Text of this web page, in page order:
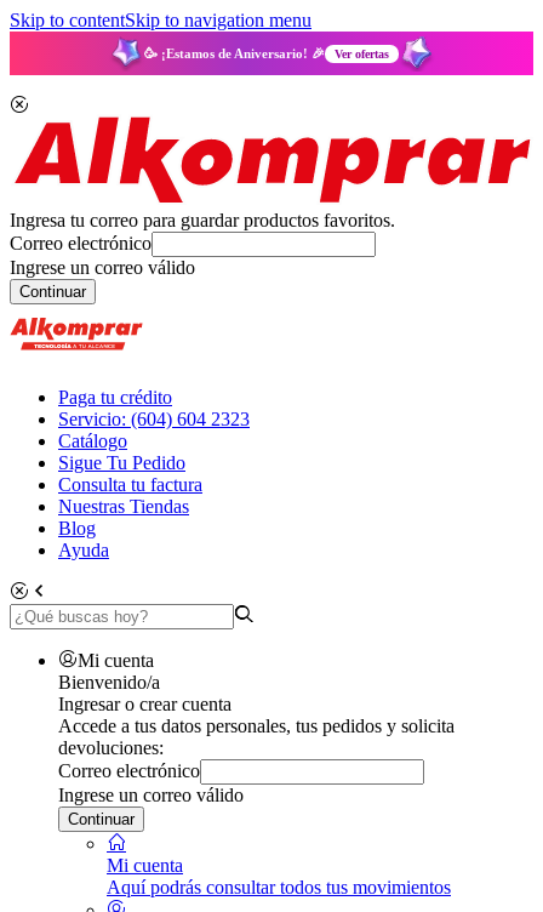
Skip to contentSkip to navigation menu
🥳 ¡Estamos de Aniversario! 🎉 Ver ofertas
Ingresa tu correo para guardar productos favoritos.
Correo electrónico
Ingrese un correo válido
Continuar
Paga tu crédito
Servicio: (604) 604 2323
Catálogo
Sigue Tu Pedido
Consulta tu factura
Nuestras Tiendas
Blog
Ayuda
Mi cuenta
Bienvenido/a
Ingresar o crear cuenta
Accede a tus datos personales, tus pedidos y solicita
devoluciones:
Correo electrónico
Ingrese un correo válido
Continuar
Mi cuenta
Aquí podrás consultar todos tus movimientos